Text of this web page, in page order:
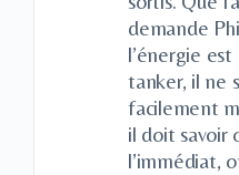
demande
l’énergie
tanker, il ne
facilement
il doit savoir
l’immédiat,